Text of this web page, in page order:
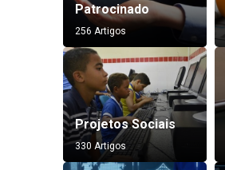
Patrocinado
256 Artigos
Projetos Sociais
330 Artigos